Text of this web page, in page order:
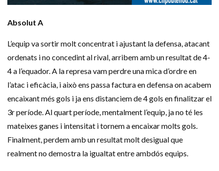
Absolut A
L’equip va sortir molt concentrat i ajustant la defensa, atacant
ordenats i no concedint al rival, arribem amb un resultat de 4-
4 a l’equador. A la represa vam perdre una mica d’ordre en
l’atac i eficàcia, i això ens passa factura en defensa on acabem
encaixant més gols i ja ens distanciem de 4 gols en finalitzar el
3r període. Al quart període, mentalment l’equip, ja no té les
mateixes ganes i intensitat i tornem a encaixar molts gols.
Finalment, perdem amb un resultat molt desigual que
realment no demostra la igualtat entre ambdós equips.